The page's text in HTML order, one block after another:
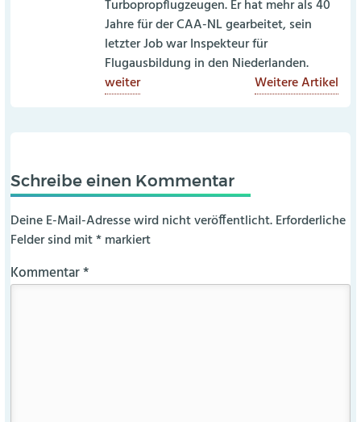
Turbopropflugzeugen. Er hat mehr als 40
Jahre für der CAA-NL gearbeitet, sein
letzter Job war Inspekteur für
Flugausbildung in den Niederlanden.
weiter
Weitere Artikel
Schreibe einen Kommentar
Deine E-Mail-Adresse wird nicht veröffentlicht. Erforderliche
Felder sind mit*markiert
Kommentar*